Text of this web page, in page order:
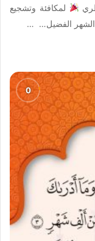
لمكافئة وتشجيع
الشهر الفضيل… …